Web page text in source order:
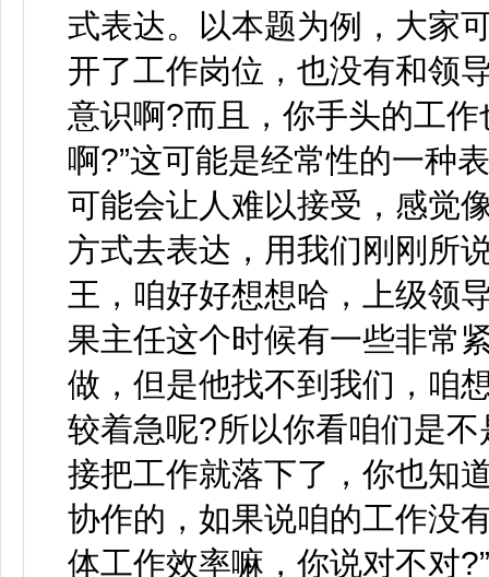
式表达。以本题为例，大家
开了工作岗位，也没有和领
意识啊?而且，你手头的工
啊?”这可能是经常性的一种
可能会让人难以接受，感觉
方式去表达，用我们刚刚所
王，咱好好想想哈，上级领
果主任这个时候有一些非常
做，但是他找不到我们，咱
较着急呢?所以你看咱们是
接把工作就落下了，你也知
协作的，如果说咱的工作没
体工作效率嘛，你说对不对